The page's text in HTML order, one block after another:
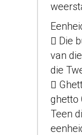
 Die
van
die

ghetto
Teen